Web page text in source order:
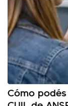
Cómo